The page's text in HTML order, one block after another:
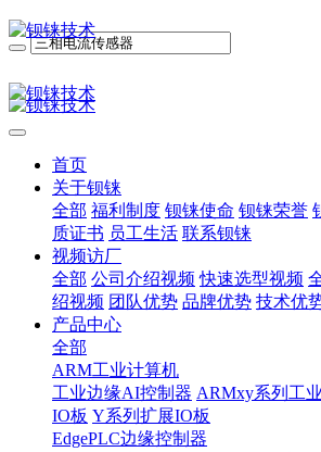
首页
关于钡铼
全部 福利制度 钡铼使命 钡铼荣誉
质证书 员工生活 联系钡铼
视频访厂
全部 公司介绍视频 快速选型视频
绍视频 团队优势 品牌优势 技术优
产品中心
全部
ARM工业计算机
工业边缘AI控制器 ARMxy系列工
IO板 Y系列扩展IO板
EdgePLC边缘控制器